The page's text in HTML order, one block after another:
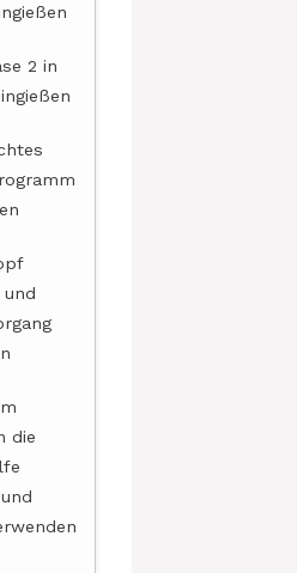
2 in
die